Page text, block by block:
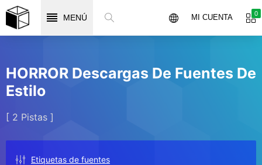
MENÚ 0
MI CUENTA
HORROR Descargas De Fuentes De
Estilo
[ 2 Pistas ]
Etiquetas de fuentes